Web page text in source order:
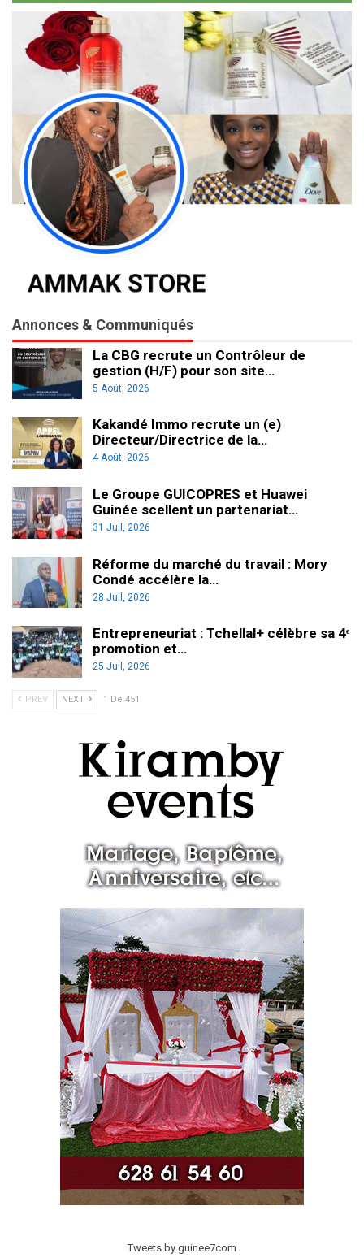
Annonces & Communiqués
La CBG recrute un Contrôleur de
gestion (H/F) pour son site…
5 Août, 2026
Kakandé Immo recrute un (e)
Directeur/Directrice de la…
4 Août, 2026
Le Groupe GUICOPRES et Huawei
Guinée scellent un partenariat…
31 Juil, 2026
Réforme du marché du travail : Mory
Condé accélère la…
28 Juil, 2026
Entrepreneuriat : Tchellal+ célèbre sa 4ᵉ
promotion et…
25 Juil, 2026
PREV NEXT 1 De 451
Tweets by guinee7com